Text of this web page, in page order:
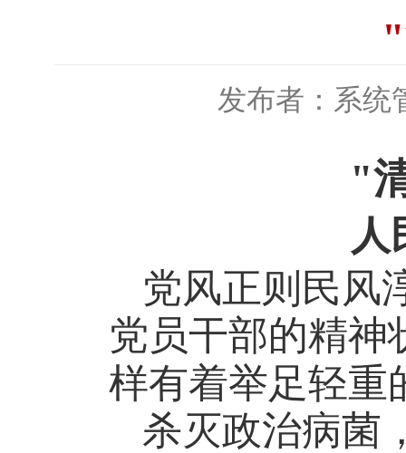
发布者：系统
"
人
党风正则民风
党员干部的精神
样有着举足轻重
杀灭政治病菌